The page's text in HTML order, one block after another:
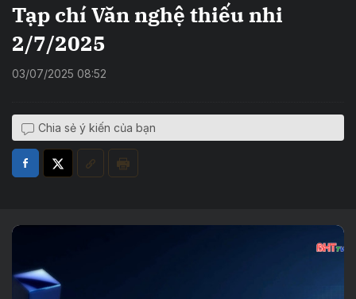
Tạp chí Văn nghệ thiếu nhi
2/7/2025
03/07/2025 08:52
Chia sẻ ý kiến của bạn